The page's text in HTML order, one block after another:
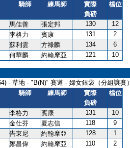
騎師 練馬師
實際
負磅
檔位
馬佳善 張定邦 130
12
李格力 賓康 131
2
蘇利雲 方祿麟 134
6
何華麟 約翰摩亞 121 10
- 草地 - "B(N)" 賽道 - 婦女銀袋（分組讓賽）
騎師 練馬師
實際
負磅
檔位
李格力 賓康 131
10
金仕芬 夏志信 118
9
告東尼 約翰摩亞 128
1
鄭昌偉 約翰摩亞 110 2